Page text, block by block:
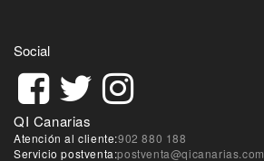
Social
QI Canarias
Atención al cliente:902 880 188
Servicio postventa:postventa@qicanarias.com